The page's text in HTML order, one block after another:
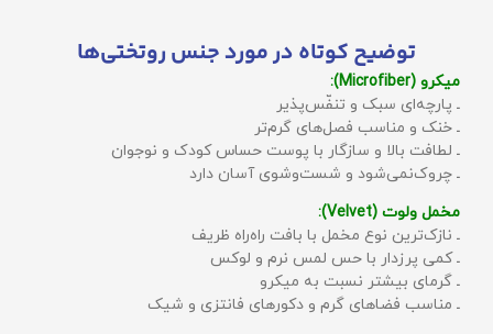
توضیح کوتاه در مورد جنس روتختی‌ها
میکرو (Microfiber):
ـ پارچه‌ای سبک و تنفّس‌پذیر
ـ خنک و مناسب فصل‌های گرم‌تر
ـ لطافت بالا و سازگار با پوست حساس کودک و نوجوان
ـ چروک‌نمی‌شود و شست‌وشوی آسان دارد
مخمل ولوت (Velvet):
ـ نازک‌ترین نوع مخمل با بافت راه‌راه ظریف
ـ کمی پرزدار با حس لمس نرم و لوکس
ـ گرمای بیشتر نسبت به میکرو
ـ مناسب فضاهای گرم و دکورهای فانتزی و شیک